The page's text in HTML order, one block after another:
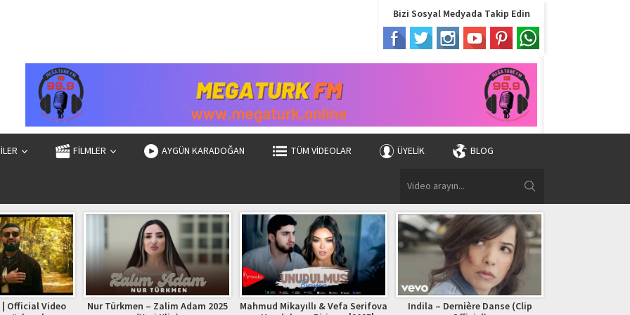
Bizi Sosyal Medyada Takip Edin
FİLMLER AYGÜN KARADOĞAN TÜM VIDEOLAR ÜYELIK BLOG
Official Video
Nur Türkmen – Zalim Adam 2025
Mahmud Mikayıllı & Vefa Serifova
Indila – Dernière Danse (Clip